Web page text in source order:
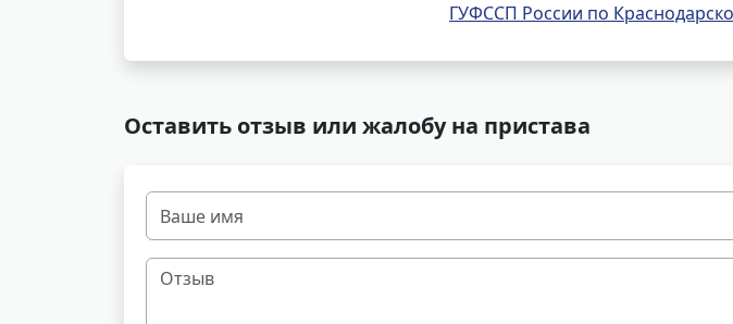
ГУФССП России по
Оставить отзыв или жалобу на пристава